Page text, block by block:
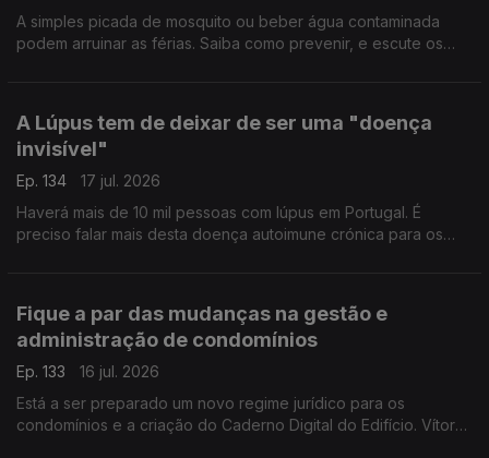
A simples picada de mosquito ou beber água contaminada
podem arruinar as férias. Saiba como prevenir, e escute os
A Lúpus tem de deixar de ser uma "doença
invisível"
Ep. 134
17 jul. 2026
Haverá mais de 10 mil pessoas com lúpus em Portugal. É
preciso falar mais desta doença autoimune crónica para os
Fique a par das mudanças na gestão e
administração de condomínios
Ep. 133
16 jul. 2026
Está a ser preparado um novo regime jurídico para os
condomínios e a criação do Caderno Digital do Edifício. Vítor